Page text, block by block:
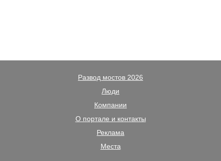
Развод мостов 2026
Люди
Компании
О портале и контакты
Реклама
Места